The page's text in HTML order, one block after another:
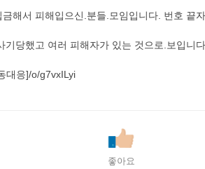
해서 피해입으신.분들.모임입니다. 번호 끝
기당했고 여러 피해자가 있는 것으로.보입니
대응]/o/g7vxILyi
좋아요